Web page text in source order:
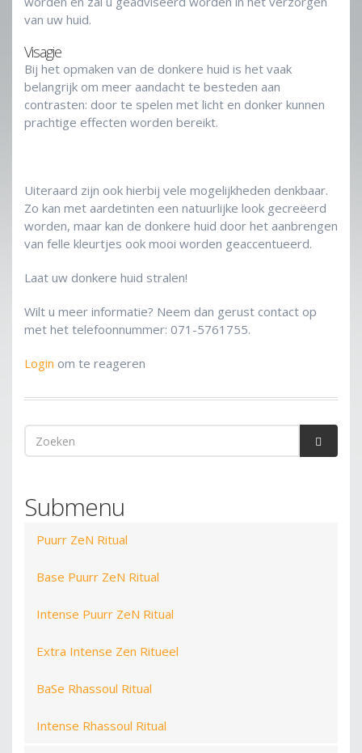
van uw huid.
Visagie
Bij het opmaken van de donkere huid is het vaak
belangrijk om meer aandacht te besteden aan
contrasten: door te spelen met licht en donker kunnen
prachtige effecten worden bereikt.
Uiteraard zijn ook hierbij vele mogelijkheden denkbaar.
Zo kan met aardetinten een natuurlijke look gecreëerd
worden, maar kan de donkere huid door het aanbrengen
van felle kleurtjes ook mooi worden geaccentueerd.
Laat uw donkere huid stralen!
Wilt u meer informatie? Neem dan gerust contact op
met het telefoonnummer: 071-5761755.
Login om te reageren
Zoekveld
Submenu
Puurr ZeN Ritual
Base Puurr ZeN Ritual
Intense Puurr ZeN Ritual
Extra Intense Zen Ritueel
BaSe Rhassoul Ritual
Intense Rhassoul Ritual